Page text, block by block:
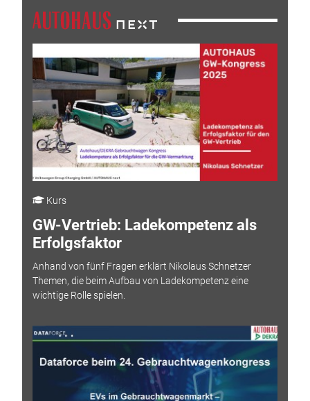
Kurs
GW-Vertrieb: Ladekompetenz als
Erfolgsfaktor
Anhand von fünf Fragen erklärt Nikolaus Schnetzer
Themen, die beim Aufbau von Ladekompetenz eine
wichtige Rolle spielen.